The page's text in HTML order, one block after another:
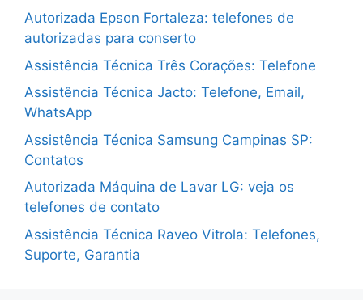
Autorizada Epson Fortaleza: telefones de
autorizadas para conserto
Assistência Técnica Três Corações: Telefone
Assistência Técnica Jacto: Telefone, Email,
WhatsApp
Assistência Técnica Samsung Campinas SP:
Contatos
Autorizada Máquina de Lavar LG: veja os
telefones de contato
Assistência Técnica Raveo Vitrola: Telefones,
Suporte, Garantia